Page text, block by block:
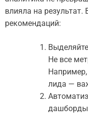
влияла на результат.
рекомендаций:
Не все
Например,
лида —
дашборды